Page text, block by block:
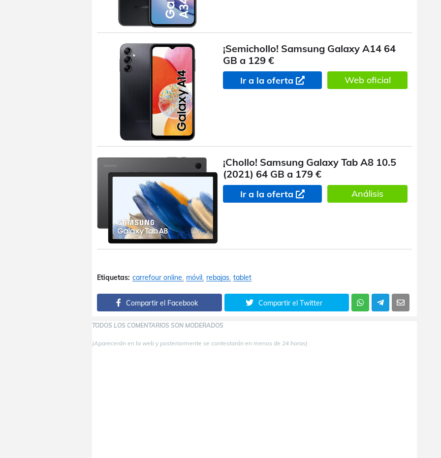
¡Semichollo! Samsung Galaxy A14 64
GB a 129 €
Ir a la oferta Web oficial
¡Chollo! Samsung Galaxy Tab A8 10.5
(2021) 64 GB a 179 €
Ir a la oferta Análisis
Etiquetas: carrefour online móvil rebajas tablet
Compartir el Facebook Compartir el Twitter
TODOS LOS COMENTARIOS SON MODERADOS
(Aparecerán en la web y posteriormente se contestarán en menos de 24 horas)